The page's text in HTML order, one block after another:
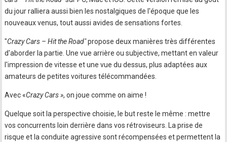
du jour ralliera aussi bien les nostalgiques de l'époque que les
nouveaux venus, tout aussi avides de sensations fortes.
"Crazy Cars – Hit the Road"propose deux manières très différentes
d'aborder la partie. Une vue arrière ou subjective, mettant en valeur
l'impression de vitesse et une vue du dessus, plus adaptées aux
amateurs de petites voitures télécommandées.
Avec «Crazy Cars », on joue comme on aime !
Quelque soit la perspective choisie, le but reste le même : mettre
vos concurrents loin derrière dans vos rétroviseurs. La prise de
risque et la conduite agressive sont récompensées et permettent la